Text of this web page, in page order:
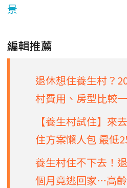
景
編輯推薦
退休想住養生村？
村費用、房型比較
【養生村試住】來
住方案懶人包 最低
養生村住不下去！
個月竟逃回家…高